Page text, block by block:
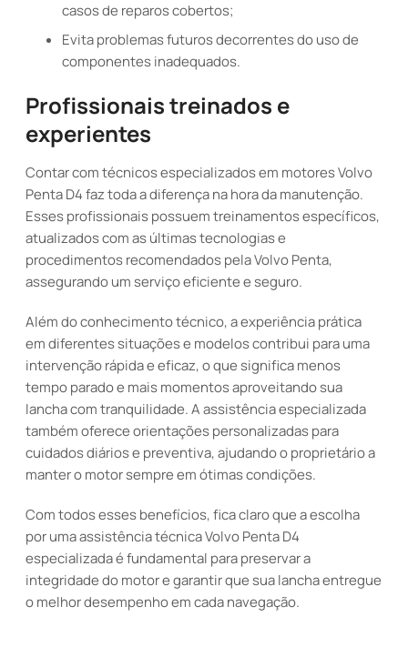
casos de reparos cobertos;
Evita problemas futuros decorrentes do uso de
componentes inadequados.
Profissionais treinados e
experientes
Contar com técnicos especializados em motores Volvo
Penta D4 faz toda a diferença na hora da manutenção.
Esses profissionais possuem treinamentos específicos,
atualizados com as últimas tecnologias e
procedimentos recomendados pela Volvo Penta,
assegurando um serviço eficiente e seguro.
Além do conhecimento técnico, a experiência prática
em diferentes situações e modelos contribui para uma
intervenção rápida e eficaz, o que significa menos
tempo parado e mais momentos aproveitando sua
lancha com tranquilidade. A assistência especializada
também oferece orientações personalizadas para
cuidados diários e preventiva, ajudando o proprietário a
manter o motor sempre em ótimas condições.
Com todos esses benefícios, fica claro que a escolha
por uma assistência técnica Volvo Penta D4
especializada é fundamental para preservar a
integridade do motor e garantir que sua lancha entregue
o melhor desempenho em cada navegação.